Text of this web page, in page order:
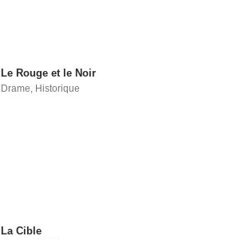
Le Rouge et le Noir
Drame, Historique
La Cible